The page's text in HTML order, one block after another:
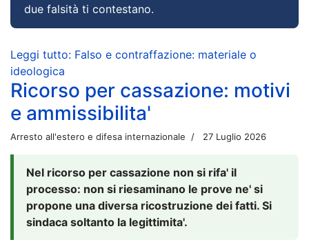
due falsità ti contestano.
Leggi tutto: Falso e contraffazione: materiale o
ideologica
Ricorso per cassazione: motivi
e ammissibilita'
Arresto all'estero e difesa internazionale 27 Luglio 2026
Nel ricorso per cassazione non si rifa' il
processo: non si riesaminano le prove ne' si
propone una diversa ricostruzione dei fatti. Si
sindaca soltanto la legittimita'.